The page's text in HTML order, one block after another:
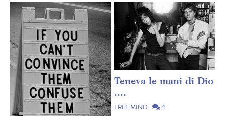
Teneva le mani di Dio
....
FREE MIND |
4